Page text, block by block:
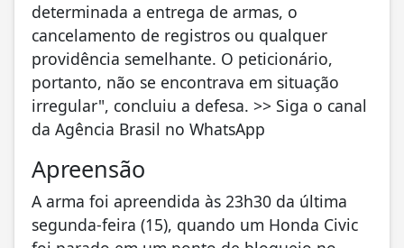
determinada a entrega de armas, o
cancelamento de registros ou qualquer
providência semelhante. O peticionário,
portanto, não se encontrava em situação
irregular", concluiu a defesa. >> Siga o canal
da Agência Brasil no WhatsApp
Apreensão
A arma foi apreendida às 23h30 da última
segunda-feira (15), quando um Honda Civic